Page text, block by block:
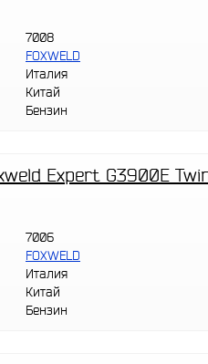
7008
FOXWELD
Италия
Китай
Бензин
Expert G3900E
7006
FOXWELD
Италия
Китай
Бензин